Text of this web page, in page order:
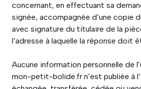
concernant, en effectuant sa
signée, accompagnée d’une copie
avec signature du titulaire de la
l’adresse à laquelle la réponse doit
Aucune information personnelle de
mon-petit-bolide.fr n’est publiée à